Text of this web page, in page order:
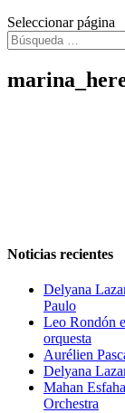
Seleccionar página
Noticias recientes
Delyana
Paulo
Leo Rondón
orquesta
Aurélien
Delyana
Mahan
Orchestra